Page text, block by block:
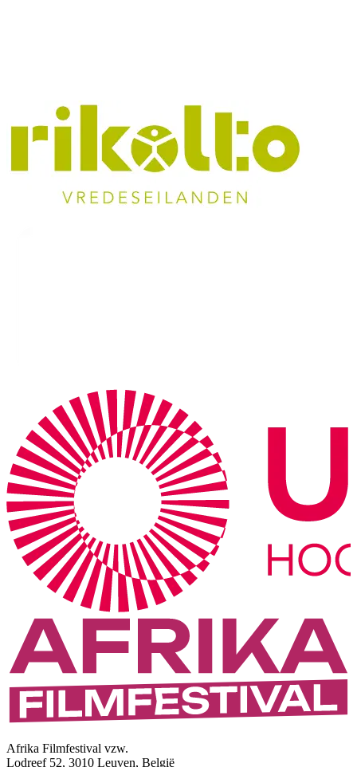
Afrika Filmfestival vzw.
Lodreef 52, 3010 Leuven, België